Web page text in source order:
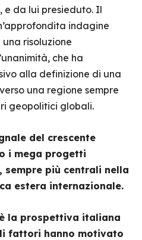
e da lui presieduto. Il
indagine
risoluzione
che ha
alla definizione di una
una regione sempre
geopolitici globali.
del crescente
i mega progetti
più centrali nella
estera internazionale.
la prospettiva italiana
fattori hanno motivato